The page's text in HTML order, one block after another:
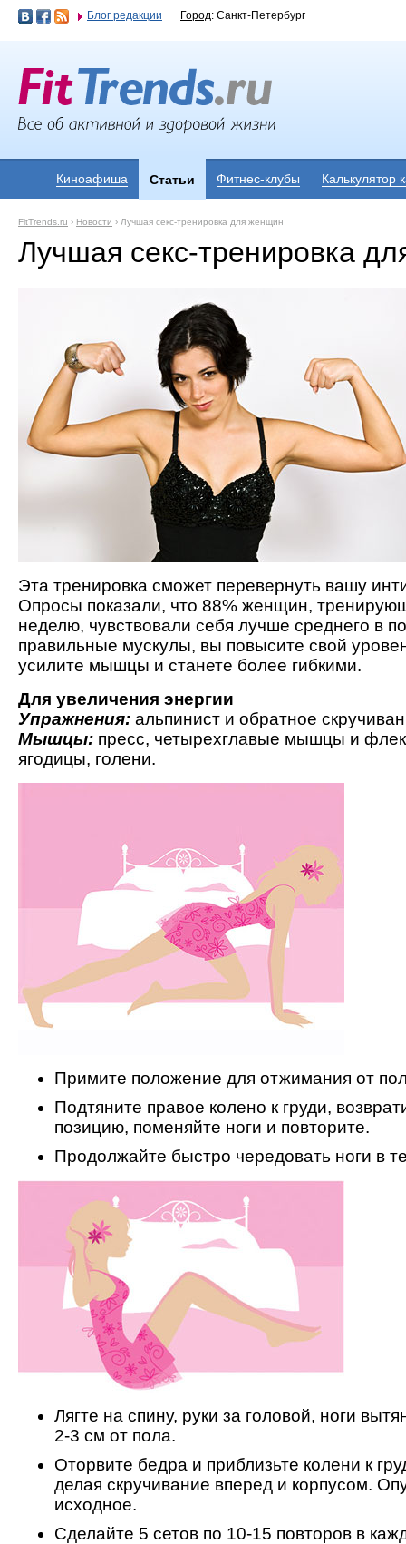
Блог редакции Город: Санкт-Петербург
Киноафиша Статьи Фитнес-клубы Калькулятор
FitTrends.ru › Новости › Лучшая секс-тренировка для женщин
Лучшая секс-тренировка
Эта тренировка сможет перевернуть вашу
Опросы показали, что 88% женщин,
неделю, чувствовали себя лучше среднего в
правильные мускулы, вы повысите свой
усилите мышцы и станете более гибкими.
Для увеличения энергии
Упражнения: альпинист и обратное
Мышцы: пресс, четырехглавые мышцы и
ягодицы, голени.
Примите положение для отжимания от
Подтяните правое колено к груди,
позицию, поменяйте ноги и повторите.
Продолжайте быстро чередовать ноги в
Лягте на спину, руки за головой, ноги
2-3 см от пола.
Оторвите бедра и приблизьте колени к
делая скручивание вперед и корпусом.
исходное.
Сделайте 5 сетов по 10-15 повторов в